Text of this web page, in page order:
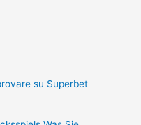
su Superbet